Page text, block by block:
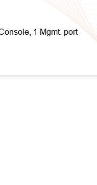
1 Mgmt. port